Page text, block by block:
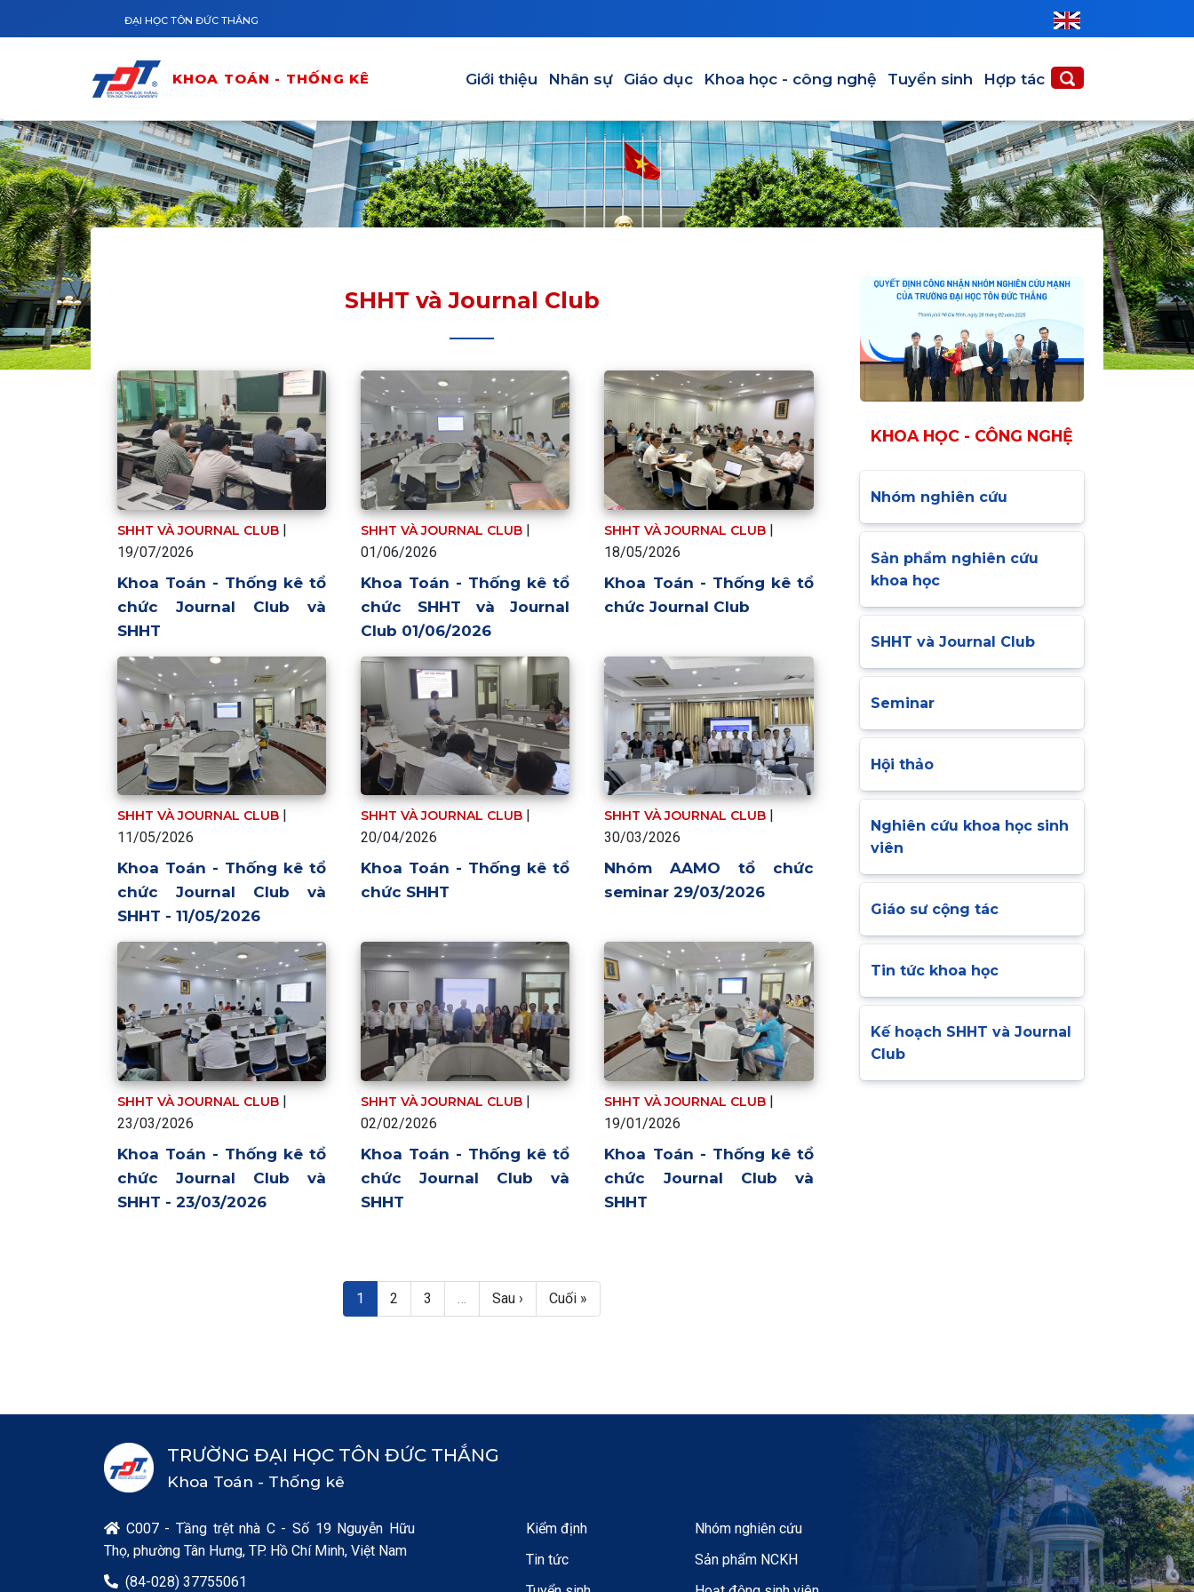
ĐẠI HỌC TÔN ĐỨC THẮNG
KHOA TOÁN - THỐNG KÊ Giới thiệu Nhân sự Giáo dục Khoa học - công nghệ Tuyển sinh Hợp tác
SHHT và Journal Club
SHHT VÀ JOURNAL CLUB |
19/07/2026
Khoa Toán - Thống kê tổ
chức Journal Club và
SHHT
SHHT VÀ JOURNAL CLUB |
01/06/2026
Khoa Toán - Thống kê tổ
chức SHHT và Journal
Club 01/06/2026
SHHT VÀ JOURNAL CLUB |
18/05/2026
Khoa Toán - Thống kê tổ
chức Journal Club
SHHT VÀ JOURNAL CLUB
11/05/2026
Khoa Toán - Thống kê tổ
chức Journal Club và
SHHT - 11/05/2026
SHHT VÀ JOURNAL CLUB
20/04/2026
Khoa Toán - Thống kê tổ
chức SHHT
SHHT VÀ JOURNAL CLUB
30/03/2026
Nhóm AAMO tổ chức
seminar 29/03/2026
SHHT VÀ JOURNAL CLUB |
23/03/2026
Khoa Toán - Thống kê tổ
chức Journal Club và
SHHT - 23/03/2026
SHHT VÀ JOURNAL CLUB |
02/02/2026
Khoa Toán - Thống kê tổ
chức Journal Club và
SHHT
SHHT VÀ JOURNAL CLUB |
19/01/2026
Khoa Toán - Thống kê tổ
chức Journal Club và
SHHT
Trang hiện thời
1 Page
2 Page
3 Next page
Sau › Last page
Cuối »
KHOA HỌC - CÔNG NGHỆ
Nhóm nghiên cứu
Sản phẩm nghiên cứu
khoa học
SHHT và Journal Club
Seminar
Hội thảo
Nghiên cứu khoa học sinh
viên
Giáo sư cộng tác
Tin tức khoa học
Kế hoạch SHHT và Journal
Club
TRƯỜNG ĐẠI HỌC TÔN ĐỨC THẮNG
Khoa Toán - Thống kê
 C007 - Tầng trệt nhà C - Số 19 Nguyễn Hữu
Thọ, phường Tân Hưng, TP. Hồ Chí Minh, Việt Nam
 (84-028) 37755061
Kiểm định
Tin tức
Nhóm nghiên cứu
Sản phẩm NCKH